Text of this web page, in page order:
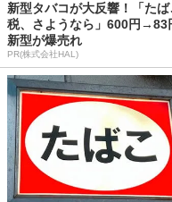
新型タバコが大反響！「たば
税、さようなら」600円→83
新型が爆売れ
PR(株式会社HAL)